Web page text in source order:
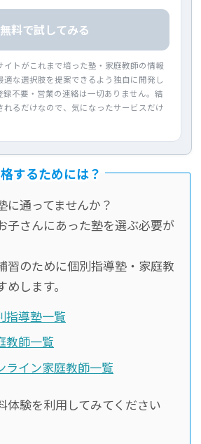
無料で試してみる
トがこれまで培った塾・家庭教師の情報
適な選択肢を提案できるよう独自に開発し
録不要・営業の連絡は一切ありません。結
れるだけなので、気になったサービスだけ
するためには？
に通ってませんか？
子さんにあった塾を選ぶ必要が
習のために個別指導塾・家庭教
します。
指導塾一覧
教師一覧
ライン家庭教師一覧
体験を利用してみてください